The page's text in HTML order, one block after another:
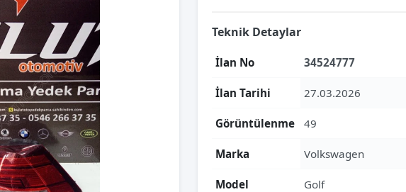
Teknik Detaylar
İlan No 34524777
İlan Tarihi 27.03.2026
Görüntülenme 49
Marka Volkswagen
Model Golf